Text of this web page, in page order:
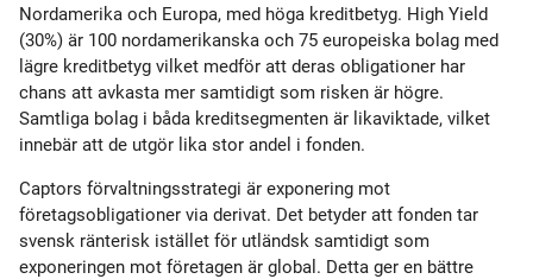
Nordamerika och Europa, med höga kreditbetyg. High Yield
(30%) är 100 nordamerikanska och 75 europeiska bolag med
lägre kreditbetyg vilket medför att deras obligationer har
chans att avkasta mer samtidigt som risken är högre.
Samtliga bolag i båda kreditsegmenten är likaviktade, vilket
innebär att de utgör lika stor andel i fonden.
Captors förvaltningsstrategi är exponering mot
företagsobligationer via derivat. Det betyder att fonden tar
svensk ränterisk istället för utländsk samtidigt som
exponeringen mot företagen är global. Detta ger en bättre